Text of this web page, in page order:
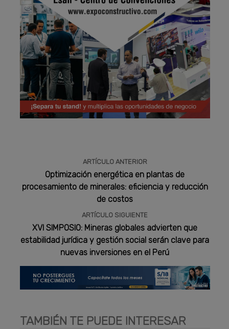
ARTÍCULO ANTERIOR
Optimización energética en plantas de
procesamiento de minerales: eficiencia y reducción
de costos
ARTÍCULO SIGUIENTE
XVI SIMPOSIO: Mineras globales advierten que
estabilidad jurídica y gestión social serán clave para
nuevas inversiones en el Perú
TAMBIÉN TE PUEDE INTERESAR